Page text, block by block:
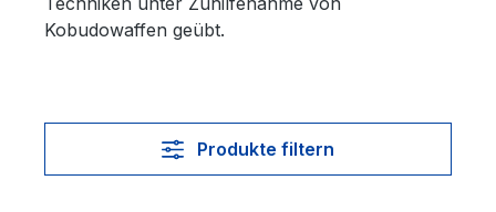
Kobudowaffen geübt.
Produkte filtern